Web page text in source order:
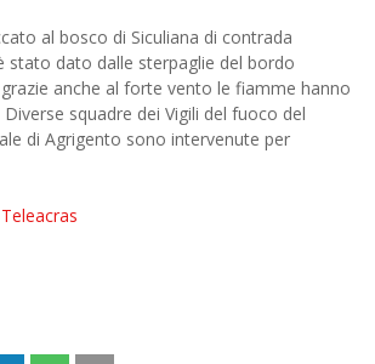
al bosco di Siculiana di contrada
stato dato dalle sterpaglie del bordo
anche al forte vento le fiamme hanno
squadre dei Vigili del fuoco del
di Agrigento sono intervenute per
Teleacras